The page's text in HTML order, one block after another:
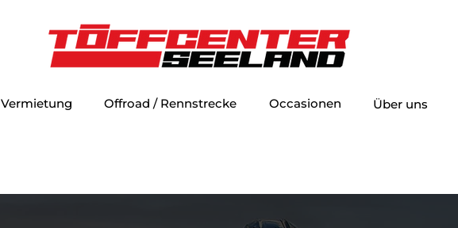
Vermietung Offroad / Rennstrecke Occasionen Über uns